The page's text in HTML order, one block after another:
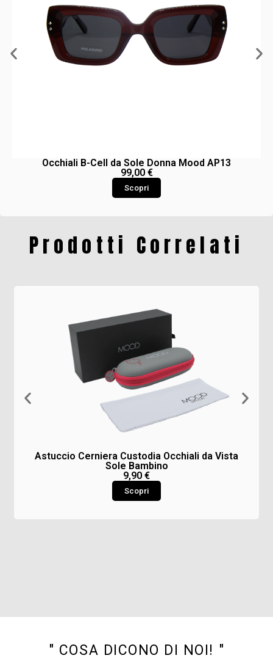
Occhiali B-Cell da Sole Donna Mood AP13
99,00 €
Scopri
Prodotti Correlati
Astuccio Cerniera Custodia Occhiali da Vista
Sole Bambino
9,90 €
Scopri
" COSA DICONO DI NOI! "